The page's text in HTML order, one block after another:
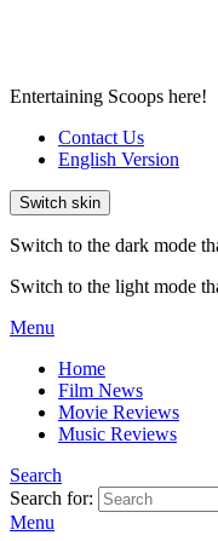
Entertaining Scoops here!
Contact Us
English Version
Switch skin
Switch to the dark mode
Switch to the light mode
Menu
Home
Film News
Movie Reviews
Music Reviews
Search
Search for:
Menu